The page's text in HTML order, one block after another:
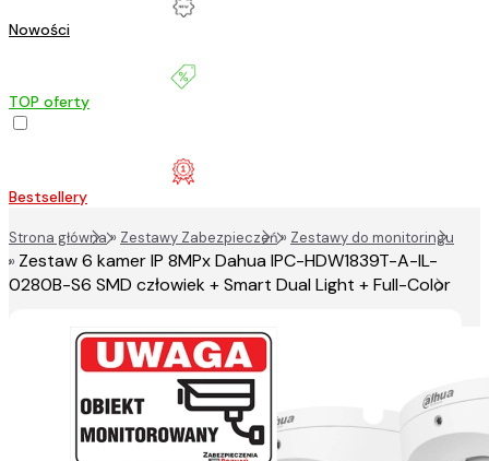
Nowości
TOP oferty
Bestsellery
Strona główna» Zestawy Zabezpieczeń» Zestawy do monitoringu
» Zestaw 6 kamer IP 8MPx Dahua IPC-HDW1839T-A-IL-
0280B-S6 SMD człowiek + Smart Dual Light + Full-Color